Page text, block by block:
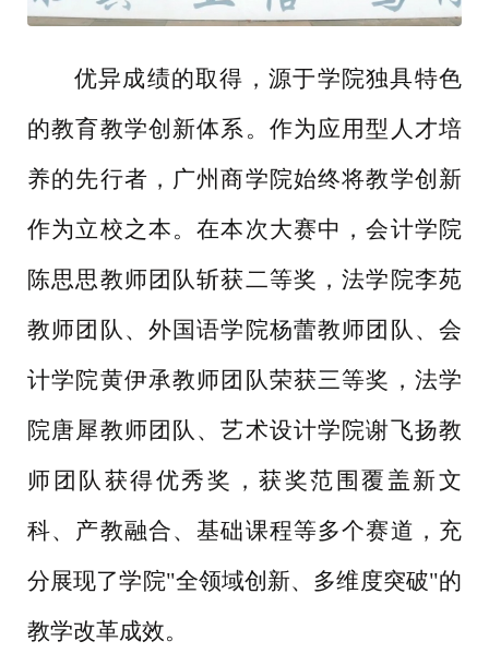
优异成绩的取得，源于学院独具特色
的教育教学创新体系。作为应用型人才培
养的先行者，广州商学院始终将教学创新
作为立校之本。在本次大赛中，会计学院
陈思思教师团队斩获二等奖，法学院李苑
教师团队、外国语学院杨蕾教师团队、会
计学院黄伊承教师团队荣获三等奖，法学
院唐犀教师团队、艺术设计学院谢飞扬教
师团队获得优秀奖，获奖范围覆盖新文
科、产教融合、基础课程等多个赛道，充
分展现了学院"全领域创新、多维度突破"的
教学改革成效。